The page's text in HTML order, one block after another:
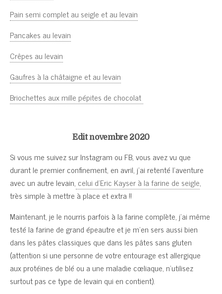
Pain semi complet au seigle et au levain
Pancakes au levain
Crêpes au levain
Gaufres à la châtaigne et au levain
Briochettes aux mille pépites de chocolat
Edit novembre 2020
Si vous me suivez sur Instagram ou FB, vous avez vu que
durant le premier confinement, en avril, j’ai retenté l’aventure
avec un autre levain, celui d’Eric Kayser à la farine de seigle,
très simple à mettre à place et extra !!
Maintenant, je le nourris parfois à la farine complète, j’ai même
testé la farine de grand épeautre et je m’en sers aussi bien
dans les pâtes classiques que dans les pâtes sans gluten
(attention si une personne de votre entourage est allergique
aux protéines de blé ou a une maladie cœliaque, n’utilisez
surtout pas ce type de levain qui en contient).